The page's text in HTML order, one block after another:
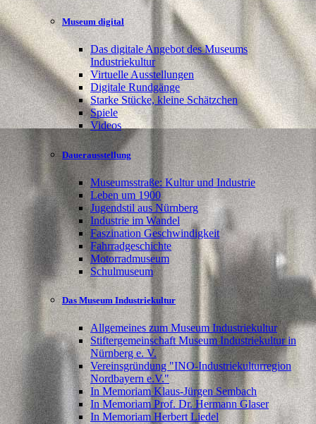
Museum digital
Das digitale Angebot des Museums
Industriekultur
Virtuelle Ausstellungen
Digitale Rundgänge
Starke Stücke, kleine Schätzchen
Spiele
Videos
Dauerausstellung
Museumsstraße: Kultur und Industrie
Leben um 1900
Jugendstil aus Nürnberg
Industrie im Wandel
Faszination Geschwindigkeit
Fahrradgeschichte
Motorradmuseum
Schulmuseum
Das Museum Industriekultur
Allgemeines zum Museum Industriekultur
Stiftergemeinschaft Museum Industriekultur in
Nürnberg e. V.
Vereinsgründung "INO-Industriekulturregion
Nordbayern e.V."
In Memoriam Klaus-Jürgen Sembach
In Memoriam Prof. Dr. Hermann Glaser
In Memoriam Herbert Liedel